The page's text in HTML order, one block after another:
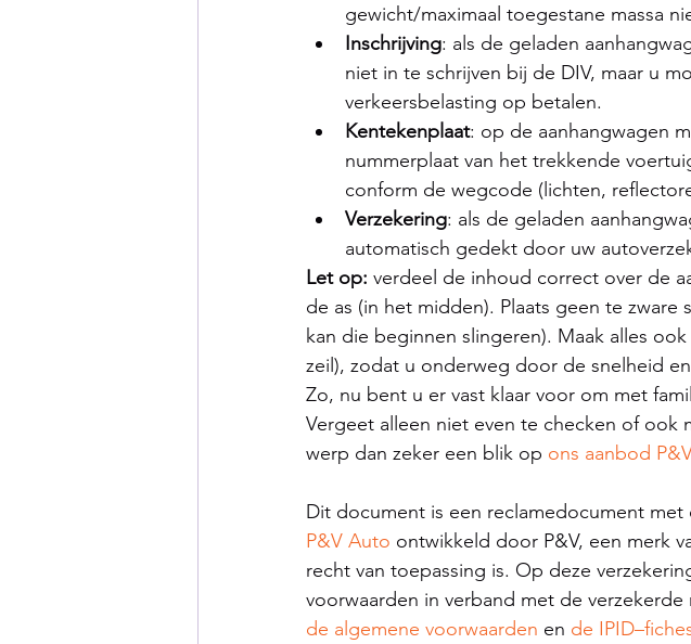
gewicht/maximaal toegestane massa
Inschrijving: als de geladen
niet in te schrijven bij de DIV, maar u
verkeersbelasting op betalen.
Kentekenplaat: op de aanhangwagen
nummerplaat van het trekkende
conform de wegcode (lichten,
Verzekering: als de geladen
automatisch gedekt door uw
Let op: verdeel de inhoud correct over de
de as (in het midden). Plaats geen te
kan die beginnen slingeren). Maak alles
zeil), zodat u onderweg door de snelheid
Zo, nu bent u er vast klaar voor om met
Vergeet alleen niet even te checken of ook
werp dan zeker een blik op ons aanbod
Dit document is een reclamedocument
P&V Auto ontwikkeld door P&V, een merk
recht van toepassing is. Op deze
voorwaarden in verband met de verzekerde
de algemene voorwaarden en de